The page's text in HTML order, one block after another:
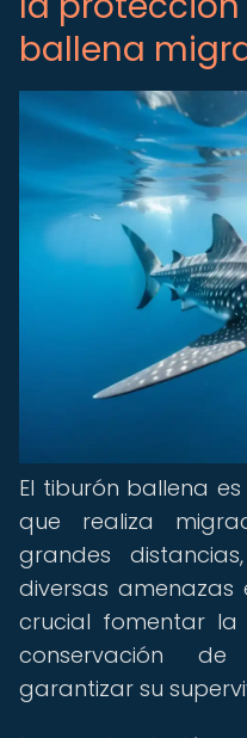
ballena
El tiburón ballena
que realiza
grandes
diversas amenazas
crucial fomentar la
conservación
garantizar su